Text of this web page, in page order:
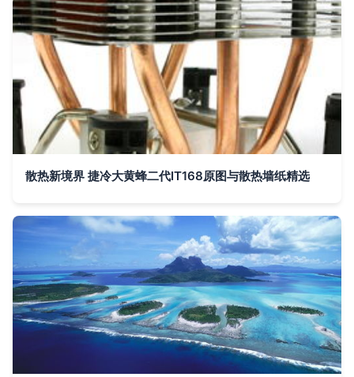
散热新境界 捷冷大黄蜂二代IT168原图与散热墙纸精选